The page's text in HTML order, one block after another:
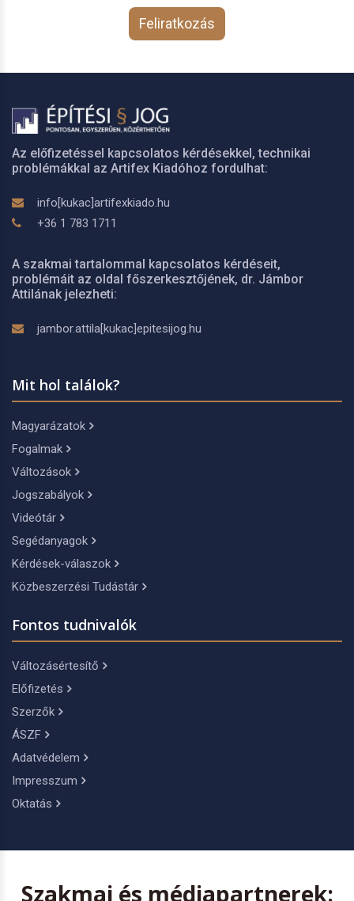
Feliratkozás
Az előfizetéssel kapcsolatos kérdésekkel, technikai
problémákkal az Artifex Kiadóhoz fordulhat:
info[kukac]artifexkiado.hu
+36 1 783 1711
A szakmai tartalommal kapcsolatos kérdéseit,
problémáit az oldal főszerkesztőjének, dr. Jámbor
Attilának jelezheti:
jambor.attila[kukac]epitesijog.hu
Mit hol találok?
Magyarázatok
Fogalmak
Változások
Jogszabályok
Videótár
Segédanyagok
Kérdések-válaszok
Közbeszerzési Tudástár
Fontos tudnivalók
Változásértesítő
Előfizetés
Szerzők
ÁSZF
Adatvédelem
Impresszum
Oktatás
Szakmai és médiapartnerek: